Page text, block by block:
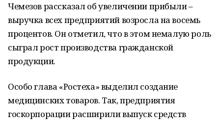
Чемезов рассказал об увеличении прибыли –
выручка всех предприятий возросла на восемь
процентов. Он отметил, что в этом немалую роль
сыграл рост производства гражданской
продукции.
Особо глава «Ростеха» выделил создание
медицинских товаров. Так, предприятия
госкорпорации расширили выпуск средств